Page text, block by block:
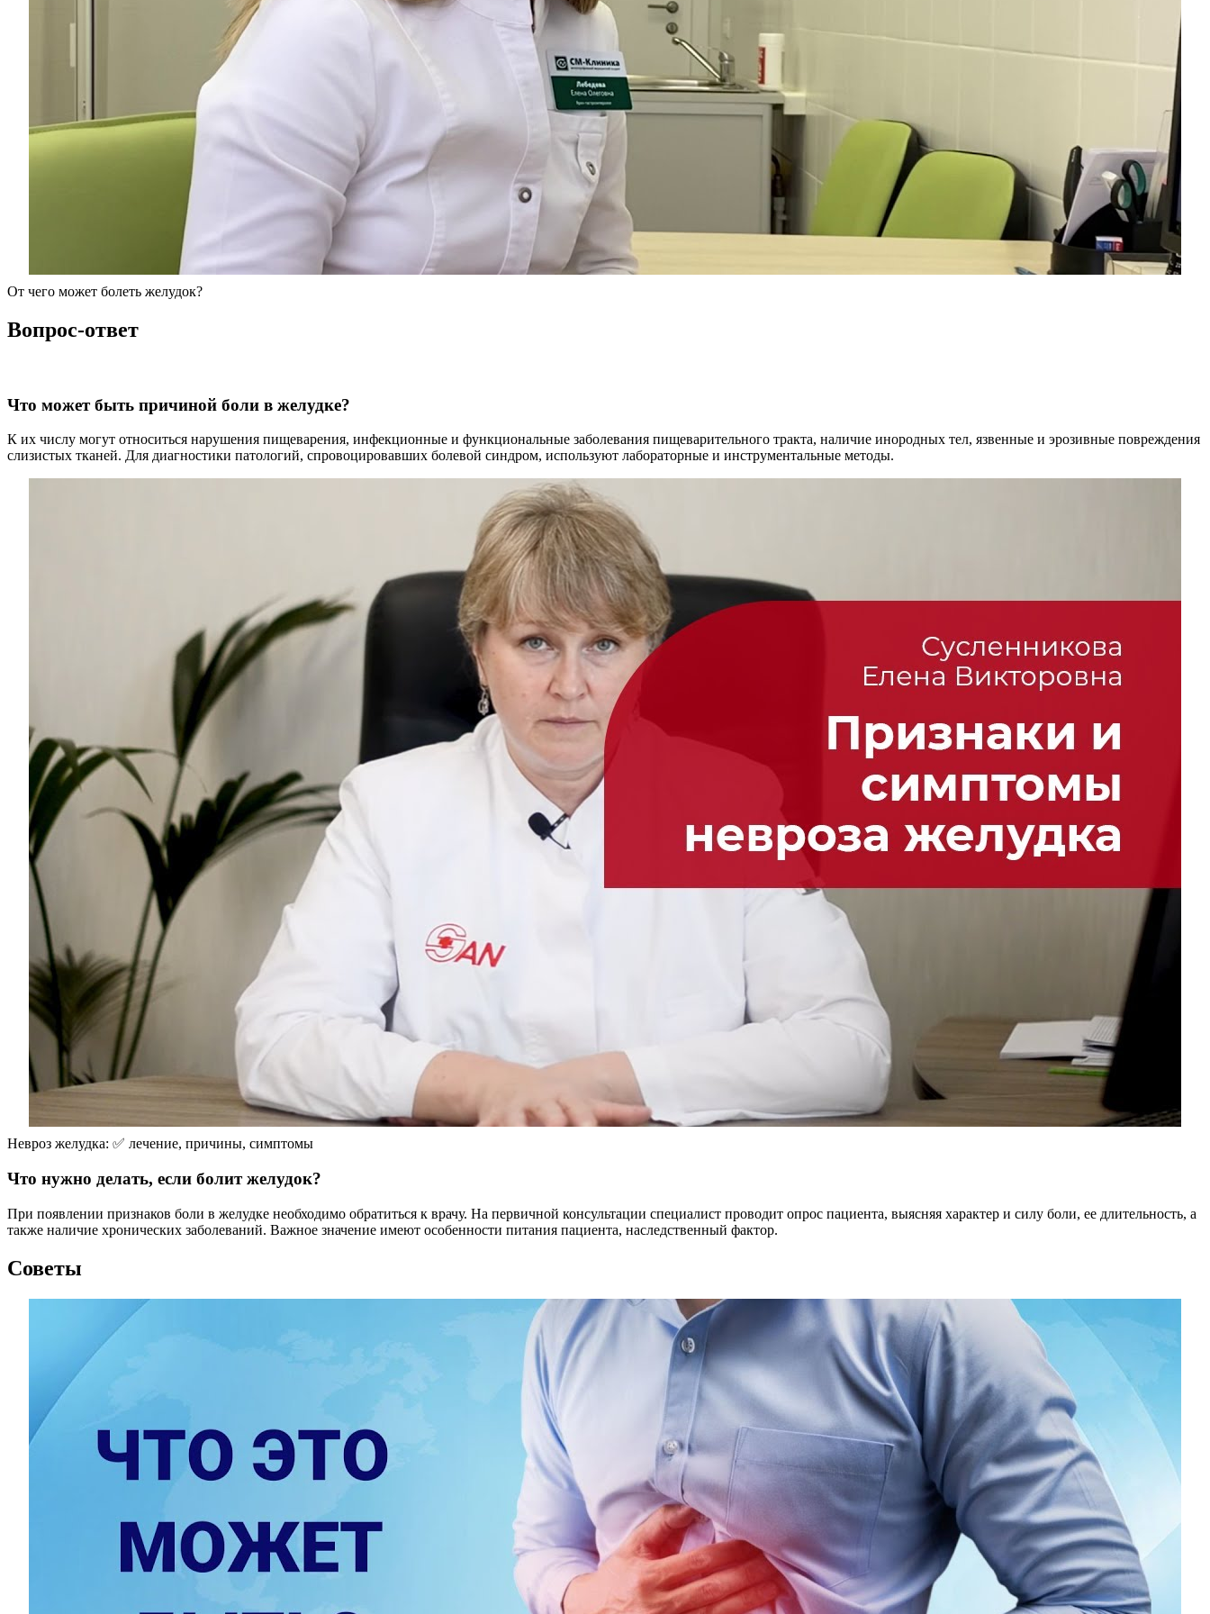
От чего может болеть желудок?
Вопрос-ответ
Что может быть причиной боли в желудке?
К их числу могут относиться нарушения пищеварения, инфекционные и функциональные заболевания пищеварительного тракта, наличие инородных тел, язвенные и эрозивные повреждения
слизистых тканей. Для диагностики патологий, спровоцировавших болевой синдром, используют лабораторные и инструментальные методы.
Невроз желудка: ✅ лечение, причины, симптомы
Что нужно делать, если болит желудок?
При появлении признаков боли в желудке необходимо обратиться к врачу. На первичной консультации специалист проводит опрос пациента, выясняя характер и силу боли, ее длительность, а
также наличие хронических заболеваний. Важное значение имеют особенности питания пациента, наследственный фактор.
Советы